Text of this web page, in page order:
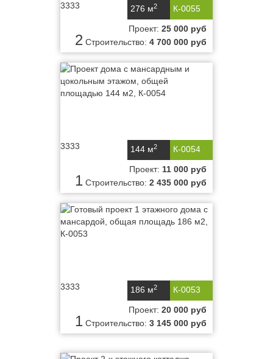
3333 К-0055
276 м2
2
Проект: 25 000 руб
Строительство: 4 700 000 руб
3333 К-0054
144 м2
1
Проект: 11 000 руб
Строительство: 2 435 000 руб
3333 К-0053
186 м2
1
Проект: 20 000 руб
Строительство: 3 145 000 руб